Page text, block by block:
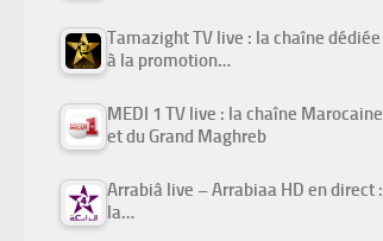
Tamazight TV live : la chaîne dédiée
à la promotion…
MEDI 1 TV live : la chaîne Marocaine
et du Grand Maghreb
Arrabiâ live – Arrabiaa HD en direct :
la…